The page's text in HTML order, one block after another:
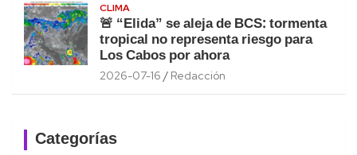
CLIMA
🚨 “Elida” se aleja de BCS: tormenta
tropical no representa riesgo para
Los Cabos por ahora
2026-07-16 Redacción
Categorías